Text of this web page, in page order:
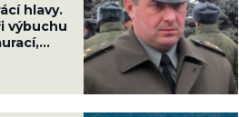
hlavy.
výbuchu